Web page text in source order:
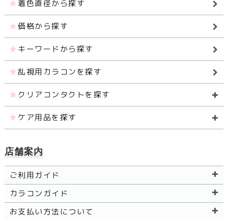
着色直径から探す
価格から探す
キーワードから探す
乱視用カラコンを探す
クリアコンタクトを探す
ケア用品を探す
店舗案内
ご利用ガイド
カラコンガイド
お支払い方法について